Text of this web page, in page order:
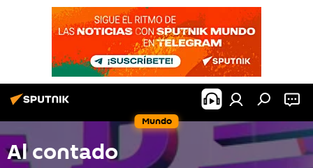
Mundo
Al contado